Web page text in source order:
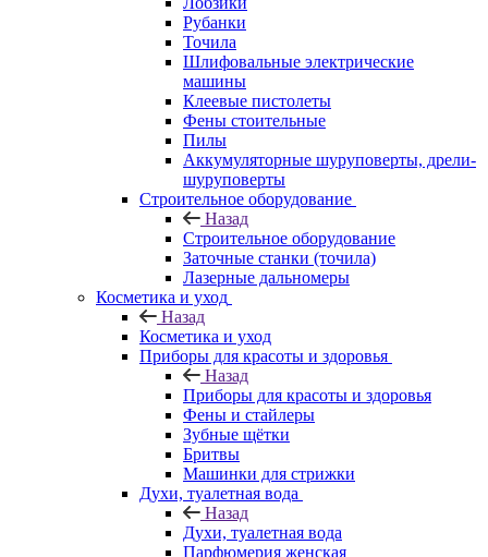
Рубанки
Точила
Шлифовальные электрические
машины
Клеевые пистолеты
Фены стоительные
Пилы
Аккумуляторные шуруповерты, дрели-
шуруповерты
Строительное оборудование
Назад
Строительное оборудование
Заточные станки (точила)
Лазерные дальномеры
Косметика и уход
Назад
Косметика и уход
Приборы для красоты и здоровья
Назад
Приборы для красоты и здоровья
Фены и стайлеры
Зубные щётки
Бритвы
Машинки для стрижки
Духи, туалетная вода
Назад
Духи, туалетная вода
Парфюмерия женская